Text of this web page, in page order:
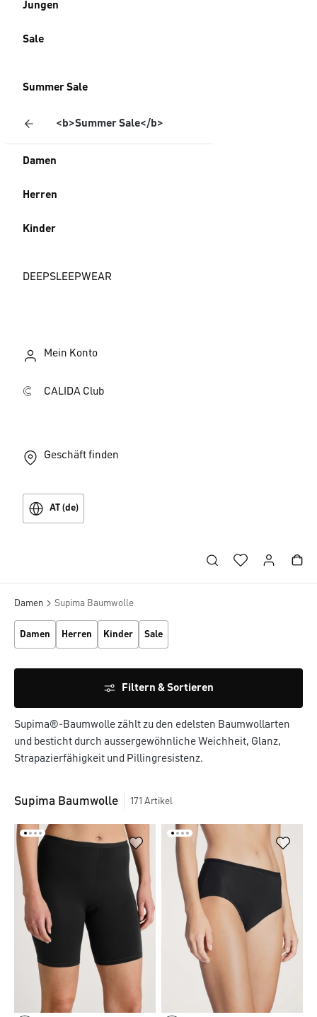
Jungen
Sale
Summer Sale
<b>Summer Sale</b>
Damen
Herren
Kinder
DEEPSLEEPWEAR
Mein Konto
CALIDA Club
Geschäft finden
AT (de)
Damen Supima Baumwolle
Damen Herren Kinder Sale
Filtern & Sortieren
Supima®-Baumwolle zählt zu den edelsten Baumwollarten
und besticht durch aussergewöhnliche Weichheit, Glanz,
Strapazierfähigkeit und Pillingresistenz.
Supima Baumwolle 171 Artikel